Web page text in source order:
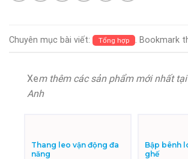
Chuyên mục bài viết: Tổng hợp . Bookmark
Xem thêm các sản phẩm mới nhất
Anh
Thang leo vận động đa
năng
Bập bênh
ghế